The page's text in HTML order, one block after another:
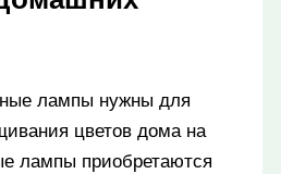
лампы нужны для
цветов дома на
лампы приобретаются